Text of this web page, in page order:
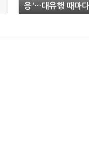
응'…대유행 때마다
지율 오른 이재명